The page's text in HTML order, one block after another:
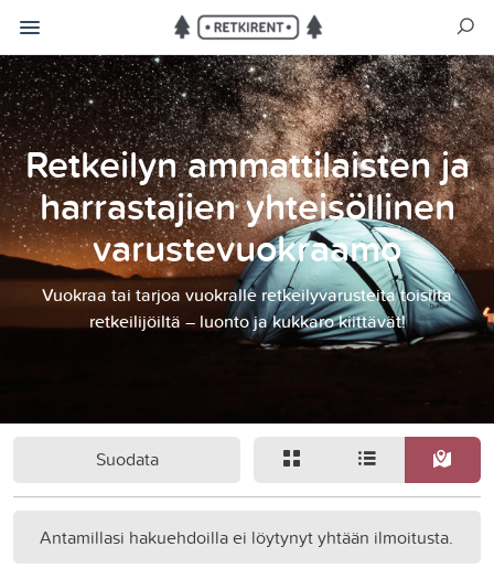
Retkeilyn ammattilaisten ja
harrastajien yhteisöllinen
varustevuokraamo
Vuokraa tai tarjoa vuokralle retkeilyvarusteita toisilta
retkeilijöiltä – luonto ja kukkaro kiittävät!
Suodata
Antamillasi hakuehdoilla ei löytynyt yhtään ilmoitusta.